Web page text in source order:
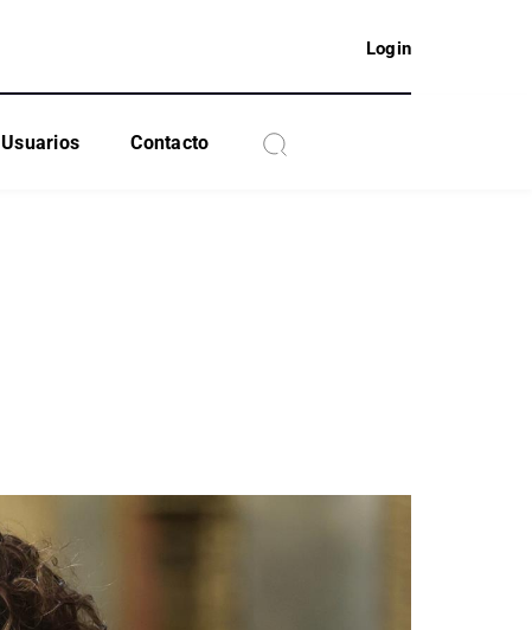
Login
Usuarios Contacto